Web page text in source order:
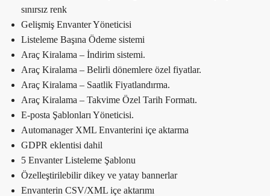
sınırsız renk
Gelişmiş Envanter Yöneticisi
Listeleme Başına Ödeme sistemi
Araç Kiralama – İndirim sistemi.
Araç Kiralama – Belirli dönemlere özel fiyatlar.
Araç Kiralama – Saatlik Fiyatlandırma.
Araç Kiralama – Takvime Özel Tarih Formatı.
E-posta Şablonları Yöneticisi.
Automanager XML Envanterini içe aktarma
GDPR eklentisi dahil
5 Envanter Listeleme Şablonu
Özelleştirilebilir dikey ve yatay bannerlar
Envanterin CSV/XML içe aktarımı